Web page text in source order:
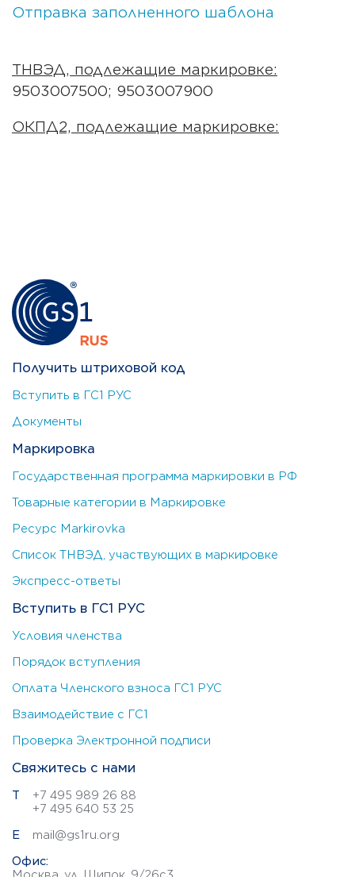
Отправка заполненного шаблона
ТНВЭД, подлежащие маркировке:
9503007500; 9503007900
ОКПД2, подлежащие маркировке:
Получить штриховой код
Вступить в ГС1 РУС
Документы
Маркировка
Государственная программа маркировки в РФ
Товарные категории в Маркировке
Ресурс Markirovka
Список ТНВЭД, участвующих в маркировке
Экспресс-ответы
Вступить в ГС1 РУС
Условия членства
Порядок вступления
Оплата Членского взноса ГС1 РУС
Взаимодействие с ГС1
Проверка Электронной подписи
Свяжитесь с нами
Т
+7 495 989 26 88
+7 495 640 53 25
E mail@gs1ru.org
Офис: